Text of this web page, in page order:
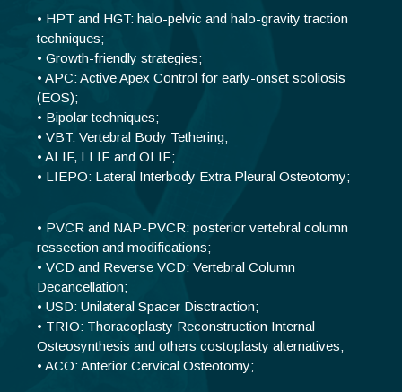
• HPT and HGT: halo-pelvic and halo-gravity traction
techniques;
• Growth-friendly strategies;
• APC: Active Apex Control for early-onset scoliosis
(EOS);
• Bipolar techniques;
• VBT: Vertebral Body Tethering;
• ALIF, LLIF and OLIF;
• LIEPO: Lateral Interbody Extra Pleural Osteotomy;
• PVCR and NAP-PVCR: posterior vertebral column
ressection and modifications;
• VCD and Reverse VCD: Vertebral Column
Decancellation;
• USD: Unilateral Spacer Disctraction;
• TRIO: Thoracoplasty Reconstruction Internal
Osteosynthesis and others costoplasty alternatives;
• ACO: Anterior Cervical Osteotomy;